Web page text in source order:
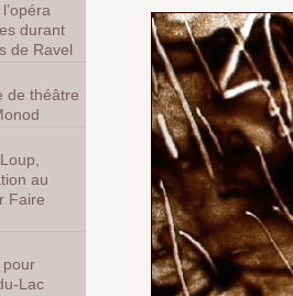
durant
de Ravel
de théâtre
au
Faire
pour
Lac